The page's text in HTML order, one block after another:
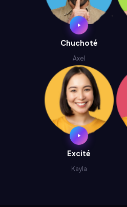
Chuchoté
Axel
Excité
Kayla